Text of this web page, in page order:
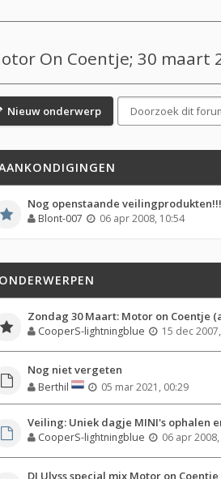
On Coentje; 30 maart
Nieuw onderwerp
Nog openstaande
Blont-007 06 apr 2008, 10:54
ONDERWERPEN
Zondag 30 Maart: Motor on Coentje
CooperS-lightningblue 15 dec
Nog niet vergeten
Berthil 05 mar 2021, 00:29
Veiling: Uniek dagje MINI's ophalen
CooperS-lightningblue 06 apr
DJ Ulyss special mix Motor on